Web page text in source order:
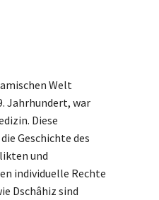
Welt
Jahrhundert, war
Diese
Geschichte des
und
individuelle Rechte
Dschâhiz sind